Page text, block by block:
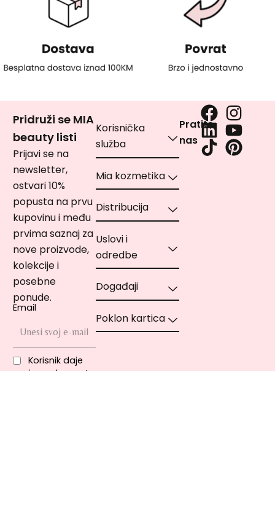
Pridruži se MIA
beauty listi
Prijavi se na
newsletter,
ostvari 10%
popusta na prvu
kupovinu i među
prvima saznaj za
nove proizvode,
kolekcije i
posebne
ponude.
Email
Korisnik daje
svoju saglasnost
Korisnička
služba
Mia kozmetika
Distribucija
Uslovi i
odredbe
Događaji
Poklon kartica
Pratite
nas